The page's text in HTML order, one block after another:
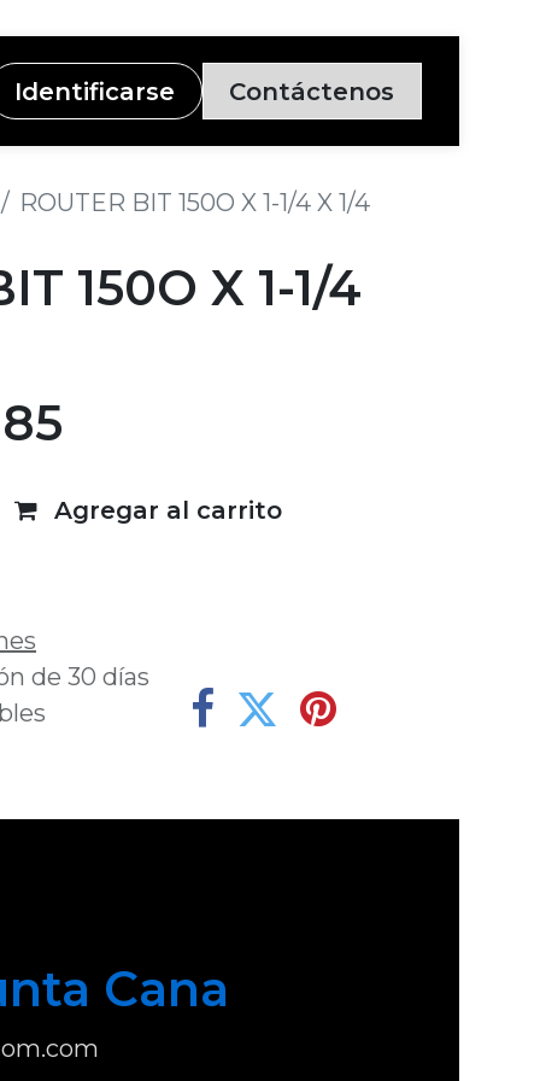
Identificarse Contáctenos
ROUTER BIT 150O X 1-1/4 X 1/4
150O X 1-1/4
Agregar al carrito
de 30 días
Cana